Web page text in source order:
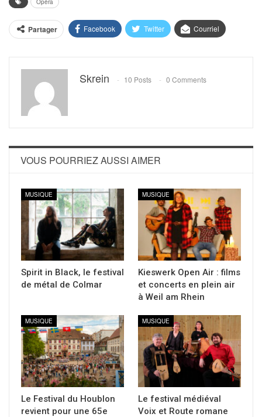
Partager Facebook Twitter Courriel
Skrein 10 Posts 0 Comments
VOUS POURRIEZ AUSSI AIMER
MUSIQUE
Spirit in Black, le festival
de métal de Colmar
MUSIQUE
Kieswerk Open Air : films
et concerts en plein air
à Weil am Rhein
MUSIQUE
Le Festival du Houblon
revient pour une 65e
MUSIQUE
Le festival médiéval
Voix et Route romane